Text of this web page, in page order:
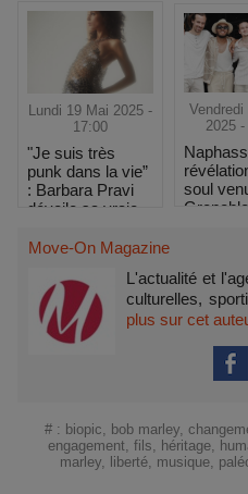
Lundi 19 Mai 2025 -
17:00
"Je suis très
punk dans la vie”
: Barbara Pravi
dévoile sa vraie
Printemps de
Vendredi
2025
soul
Grenoble
Move-On Magazine
L'actualité et
culturelles,
plus sur cet
# : biopic bob marley
engagement fils héritage
marley
liberté musique